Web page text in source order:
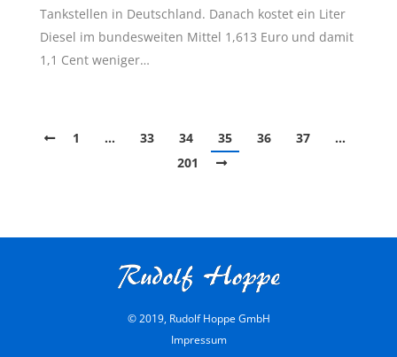
Tankstellen in Deutschland. Danach kostet ein Liter
Diesel im bundesweiten Mittel 1,613 Euro und damit
1,1 Cent weniger…
1 … 33 34 35 36 37
…
201
© 2019, Rudolf Hoppe GmbH
Impressum